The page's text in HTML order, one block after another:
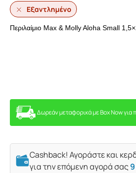
Εξαντλημένο
Περιλαίμιο Max & Molly Aloha Small
Δωρεάν μεταφορικά με Box Now για
Cashback! Αγοράστε και
για την επόμενη αγορά σας9